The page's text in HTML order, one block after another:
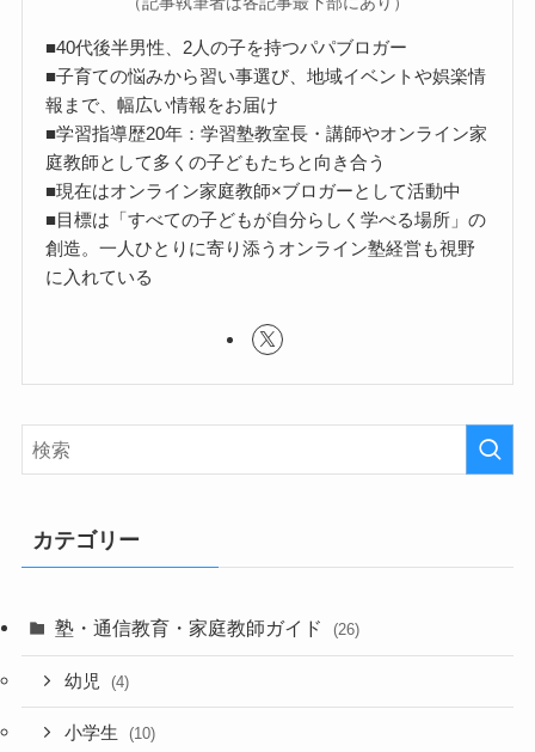
■40代後半男性、2人の子を持つパパブロガー
■子育ての悩みから習い事選び、地域イベントや娯楽情
報まで、幅広い情報をお届け
■学習指導歴20年：学習塾教室長・講師やオンライン家
庭教師として多くの子どもたちと向き合う
■現在はオンライン家庭教師×ブロガーとして活動中
■目標は「すべての子どもが自分らしく学べる場所」の
創造。一人ひとりに寄り添うオンライン塾経営も視野
に入れている
カテゴリー
塾・通信教育・家庭教師ガイド (26)
幼児 (4)
小学生 (10)